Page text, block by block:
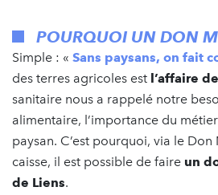
POURQUOI UN DON
Simple : « Sans paysans, on fait
des terres agricoles est l’affaire
sanitaire nous a rappelé notre
alimentaire, l’importance du
paysan. C’est pourquoi, via le
caisse, il est possible de faire un
de Liens.